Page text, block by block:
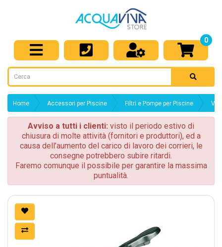
0
Home Accessori per Piscine Filtri e Pompe per Piscine
Avviso a tutti i clienti: visto il periodo estivo di
chiusura di molte attività (fornitori e produttori), ed a
causa dell’aumento del carico di lavoro dei corrieri, le
consegne potrebbero subire ritardi.
Faremo comunque il possibile per garantire la massima
puntualità.